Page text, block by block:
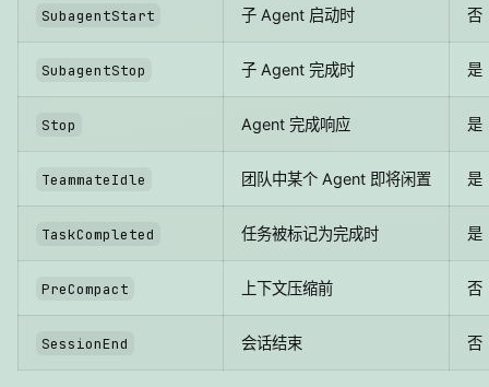
SubagentStart 子 Agent 启动时 否
SubagentStop 子 Agent 完成时 是
Stop Agent 完成响应 是
TeammateIdle 团队中某个 Agent 即将闲置 是
TaskCompleted 任务被标记为完成时 是
PreCompact 上下文压缩前 否
SessionEnd 会话结束 否